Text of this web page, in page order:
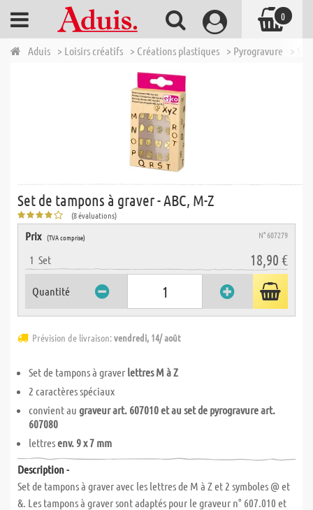
Aduis > Loisirs créatifs > Créations plastiques > Pyrogravure >
Set de tampons à graver - ABC, M-Z
(8 évaluations)
Prix (TVA comprise) N° 607279
1 Set 18,90 €
Quantité
Prévision de livraison:vendredi, 14/ août
Set de tampons à graver lettres M à Z
2 caractères spéciaux
convient au graveur art. 607010 et au set de pyrogravure art.
607080
lettresenv. 9 x 7 mm
Description -
Set de tampons à graver avec les lettres de M à Z et 2 symboles @ et
&. Les tampons à graver sont adaptés pour le graveur n° 607.010 et
0